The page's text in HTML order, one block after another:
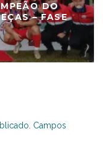
DO
– FASE
Campos